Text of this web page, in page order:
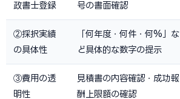
政書士登録
号の書面確認
②採択実績
の具体性
「何年度・何件・何%」な
ど具体的な数字の提示
③費用の透
明性
見積書の内容確認・成功報
酬上限額の確認